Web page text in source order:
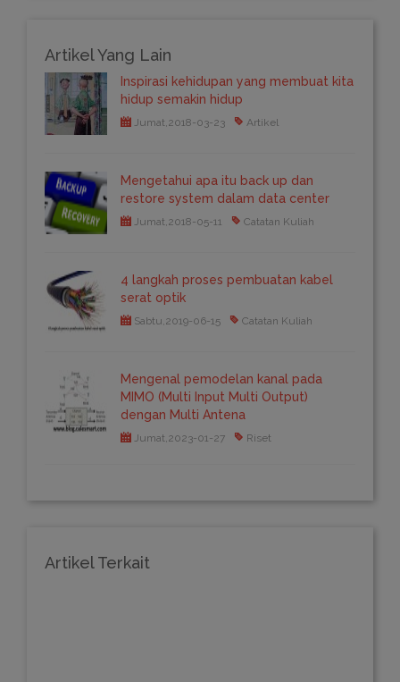
Artikel Yang Lain
Inspirasi kehidupan yang membuat kita
hidup semakin hidup
Jumat,2018-03-23 Artikel
Mengetahui apa itu back up dan
restore system dalam data center
Jumat,2018-05-11 Catatan Kuliah
4 langkah proses pembuatan kabel
serat optik
Sabtu,2019-06-15 Catatan Kuliah
Mengenal pemodelan kanal pada
MIMO (Multi Input Multi Output)
dengan Multi Antena
Jumat,2023-01-27 Riset
Artikel Terkait